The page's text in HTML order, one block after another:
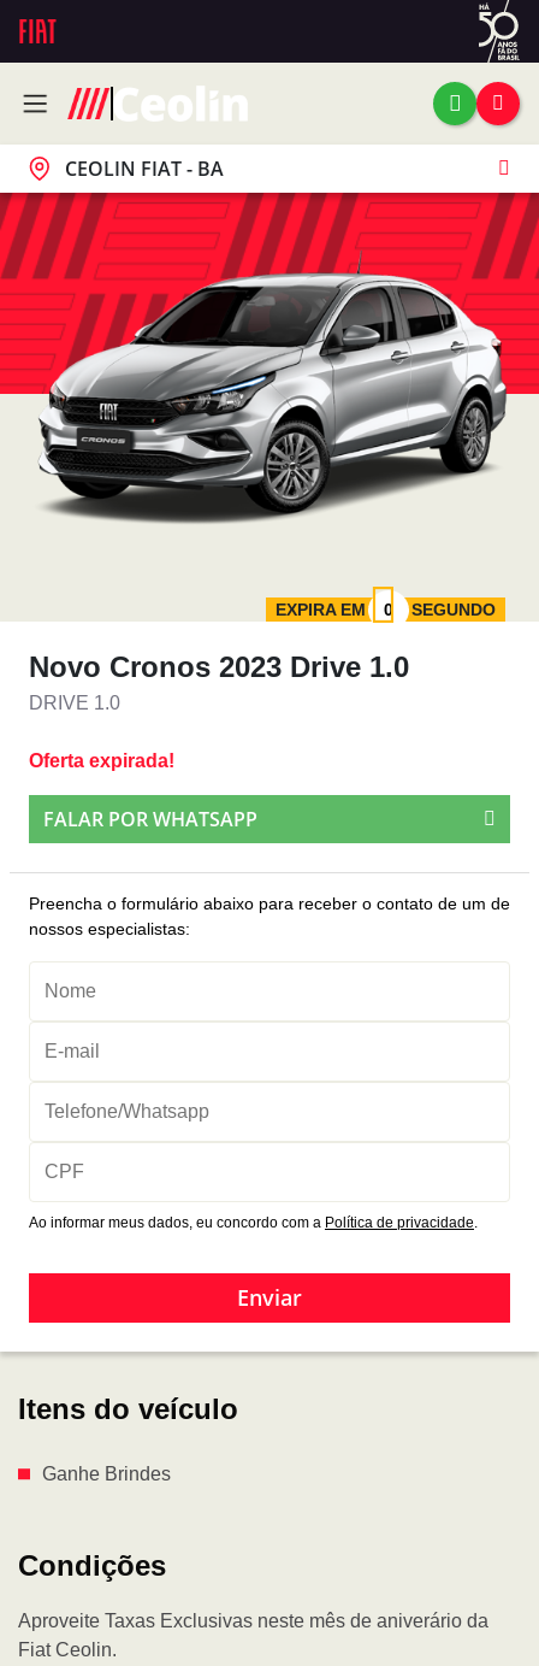
CEOLIN FIAT - BA
Itens do veículo
Ganhe Brindes
Condições
Aproveite Taxas Exclusivas neste mês de aniverário da
Fiat Ceolin.
EXPIRA EM SEGUNDO
Novo Cronos 2023 Drive 1.0
DRIVE 1.0
Oferta expirada!
FALAR POR WHATSAPP
Preencha o formulário abaixo para receber o contato de um de
nossos especialistas:
Ao informar meus dados, eu concordo com a Política de privacidade
Enviar